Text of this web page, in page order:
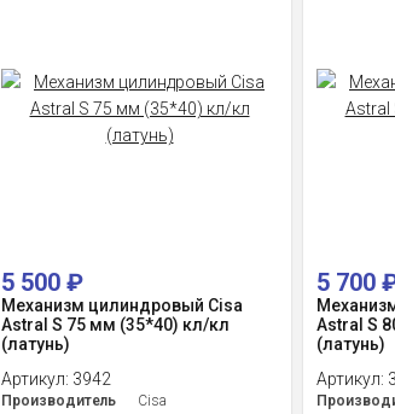
5 500 ₽
Механизм цилиндровый Cisa
Astral S 75 мм (35*40) кл/кл
(латунь)
Артикул: 3942
Производитель
Cisa
5 700
Astral S
(латунь)
Артикул: